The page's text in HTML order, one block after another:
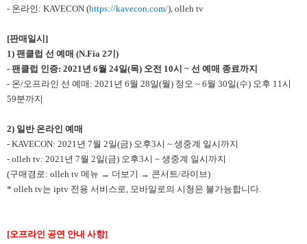
- 온라인: KAVECON (https://kavecon.com/), olleh tv
[판매일시]
1) 팬클럽 선 예매 (N.Fia 2기)
- 팬클럽 인증: 2021년 6월 24일(목) 오전 10시 ~ 선 예매 종료까지
- 온/오프라인 선 예매: 2021년 6월 28일(월) 정오 ~ 6월 30일(수) 오후 11시
59분까지
2) 일반 온라인 예매
- KAVECON: 2021년 7월 2일(금) 오후3시 ~ 생중계 일시까지
- olleh tv: 2021년 7월 2일(금) 오후3시 ~ 생중계 일시까지
(구매경로: olleh tv 메뉴 → 더보기 → 콘서트/라이브)
* olleh tv는 iptv 전용 서비스로, 모바일로의 시청은 불가능합니다.
[오프라인 공연 안내 사항]